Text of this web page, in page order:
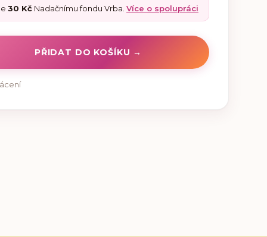
30 Kč Nadačnímu fondu Vrba. Více o spolupráci
PŘIDAT DO KOŠÍKU →